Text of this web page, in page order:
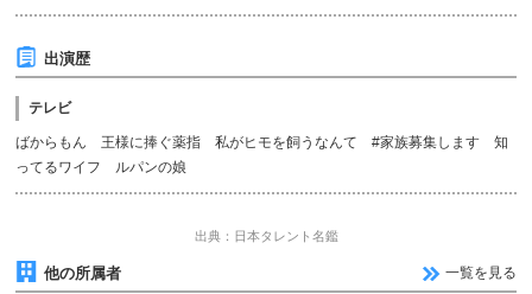
出演歴
テレビ
ばからもん 王様に捧ぐ薬指 私がヒモを飼うなんて #家族募集します 知
ってるワイフ ルパンの娘
出典：日本タレント名鑑
他の所属者 一覧を見る